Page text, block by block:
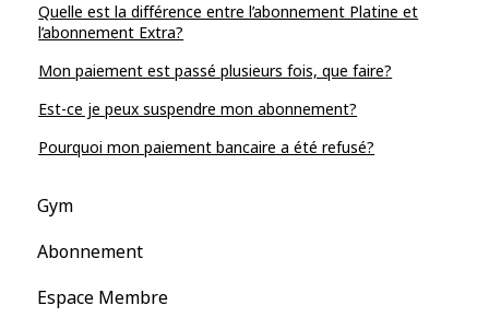
Quelle est la différence entre l’abonnement Platine et
l’abonnement Extra?
Mon paiement est passé plusieurs fois, que faire?
Est-ce je peux suspendre mon abonnement?
Pourquoi mon paiement bancaire a été refusé?
Gym
Abonnement
Espace Membre